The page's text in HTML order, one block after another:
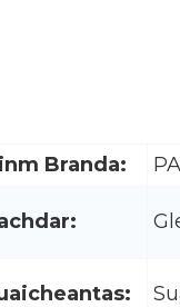
Branda: